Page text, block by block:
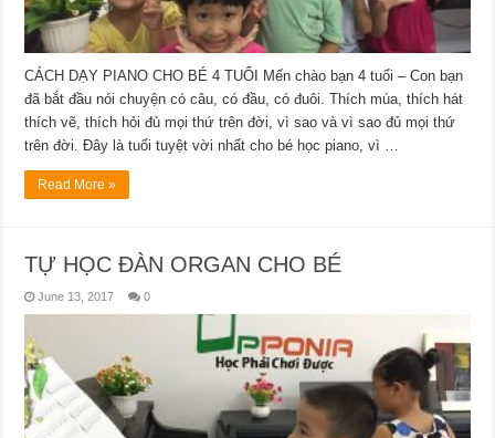
CÁCH DẠY PIANO CHO BÉ 4 TUỔI Mến chào bạn 4 tuổi – Con bạn
đã bắt đầu nói chuyện có câu, có đầu, có đuôi. Thích múa, thích hát
thích vẽ, thích hỏi đủ mọi thứ trên đời, vì sao và vì sao đủ mọi thứ
trên đời. Đây là tuổi tuyệt vời nhất cho bé học piano, vì …
Read More »
TỰ HỌC ĐÀN ORGAN CHO BÉ
June 13, 2017 0